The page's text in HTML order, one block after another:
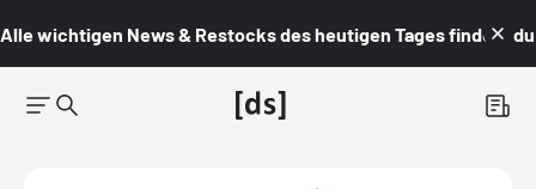
Alle wichtigen News & Restocks des heutigen Tages findest du